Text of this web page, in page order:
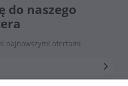
do naszego
najnowszymi ofertami
polityką prywatności